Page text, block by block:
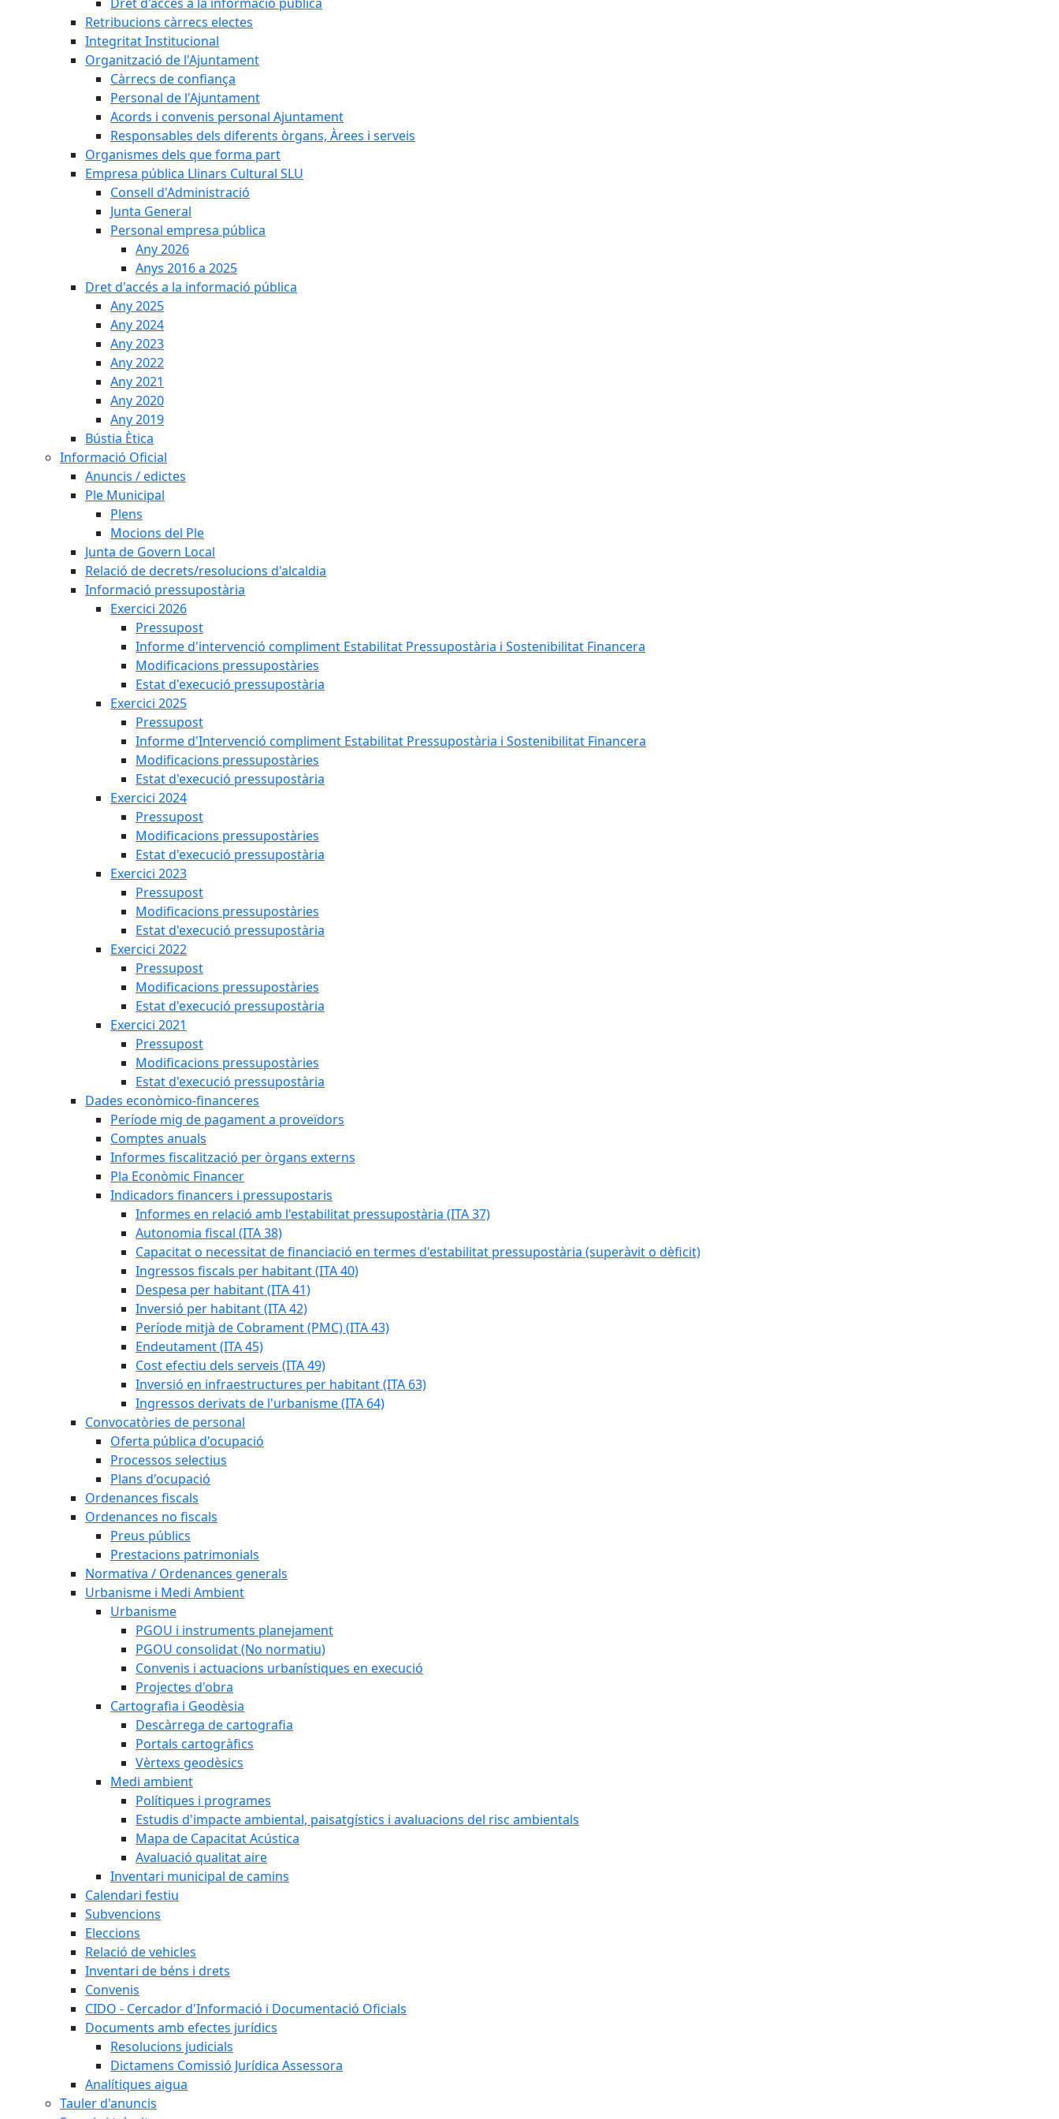
Retribucions càrrecs electes
Integritat Institucional
Organització de l'Ajuntament
Càrrecs de confiança
Personal de l'Ajuntament
Acords i convenis personal Ajuntament
Responsables dels diferents òrgans, Àrees i serveis
Organismes dels que forma part
Empresa pública Llinars Cultural SLU
Consell d'Administració
Junta General
Personal empresa pública
Any 2026
Anys 2016 a 2025
Dret d'accés a la informació pública
Any 2025
Any 2024
Any 2023
Any 2022
Any 2021
Any 2020
Any 2019
Bústia Ètica
Informació Oficial
Anuncis / edictes
Ple Municipal
Plens
Mocions del Ple
Junta de Govern Local
Relació de decrets/resolucions d'alcaldia
Informació pressupostària
Exercici 2026
Pressupost
Informe d'intervenció compliment Estabilitat Pressupostària i Sostenibilitat Financera
Modificacions pressupostàries
Estat d'execució pressupostària
Exercici 2025
Pressupost
Informe d'Intervenció compliment Estabilitat Pressupostària i Sostenibilitat Financera
Modificacions pressupostàries
Estat d'execució pressupostària
Exercici 2024
Pressupost
Modificacions pressupostàries
Estat d'execució pressupostària
Exercici 2023
Pressupost
Modificacions pressupostàries
Estat d'execució pressupostària
Exercici 2022
Pressupost
Modificacions pressupostàries
Estat d'execució pressupostària
Exercici 2021
Pressupost
Modificacions pressupostàries
Estat d'execució pressupostària
Dades econòmico-financeres
Període mig de pagament a proveïdors
Comptes anuals
Informes fiscalització per òrgans externs
Pla Econòmic Financer
Indicadors financers i pressupostaris
Informes en relació amb l'estabilitat pressupostària (ITA 37)
Autonomia fiscal (ITA 38)
Capacitat o necessitat de financiació en termes d'estabilitat pressupostària (superàvit o dèficit)
Ingressos fiscals per habitant (ITA 40)
Despesa per habitant (ITA 41)
Inversió per habitant (ITA 42)
Període mitjà de Cobrament (PMC) (ITA 43)
Endeutament (ITA 45)
Cost efectiu dels serveis (ITA 49)
Inversió en infraestructures per habitant (ITA 63)
Ingressos derivats de l'urbanisme (ITA 64)
Convocatòries de personal
Oferta pública d'ocupació
Processos selectius
Plans d'ocupació
Ordenances fiscals
Ordenances no fiscals
Preus públics
Prestacions patrimonials
Normativa / Ordenances generals
Urbanisme i Medi Ambient
Urbanisme
PGOU i instruments planejament
PGOU consolidat (No normatiu)
Convenis i actuacions urbanístiques en execució
Projectes d'obra
Cartografia i Geodèsia
Descàrrega de cartografia
Portals cartogràfics
Vèrtexs geodèsics
Medi ambient
Polítiques i programes
Estudis d'impacte ambiental, paisatgístics i avaluacions del risc ambientals
Mapa de Capacitat Acústica
Avaluació qualitat aire
Inventari municipal de camins
Calendari festiu
Subvencions
Eleccions
Relació de vehicles
Inventari de béns i drets
Convenis
CIDO - Cercador d'Informació i Documentació Oficials
Documents amb efectes jurídics
Resolucions judicials
Dictamens Comissió Jurídica Assessora
Analítiques aigua
Tauler d'anuncis